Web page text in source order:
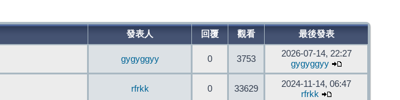
發表人 回覆 觀看 最後發表
gygyggyy 0 3753
2026-07-14, 22:27
gygyggyy
rfrkk 0 33629
2024-11-14, 06:47
rfrkk